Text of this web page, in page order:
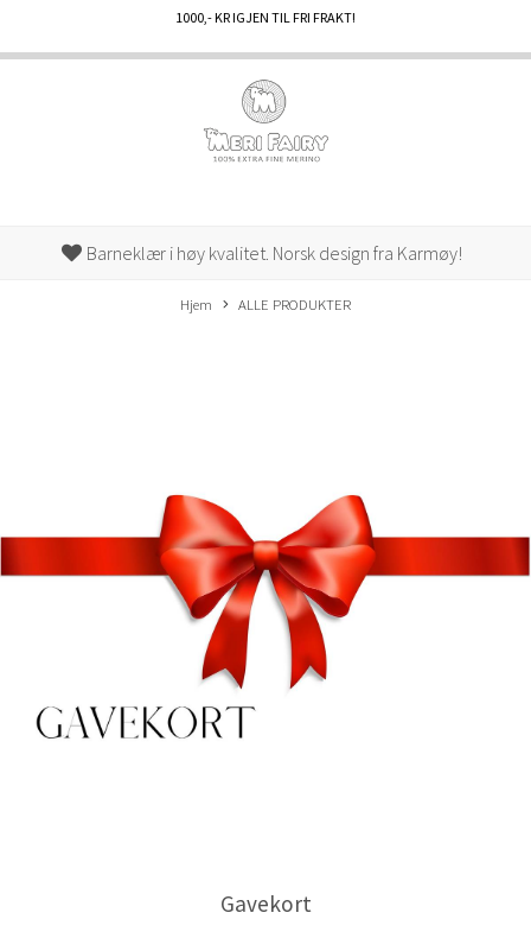
1000,- KR IGJEN TIL FRI FRAKT!
Barneklær i høy kvalitet. Norsk design fra Karmøy!
Hjem ALLE PRODUKTER
Gavekort